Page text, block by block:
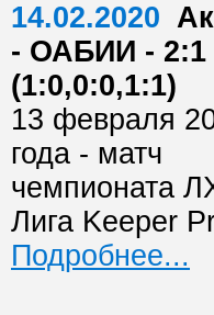
14.02.2020
- ОАБИИ - 2:1
(1:0,0:0,1:1)
13 февраля
года - матч
чемпионата
Лига Keeper
Подробнее...